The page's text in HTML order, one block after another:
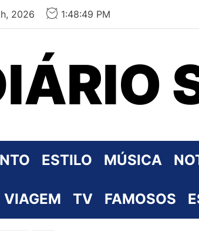
2026 1:48:50 PM
ESTILO MÚSICA
VIAGEM TV FAMOSOS